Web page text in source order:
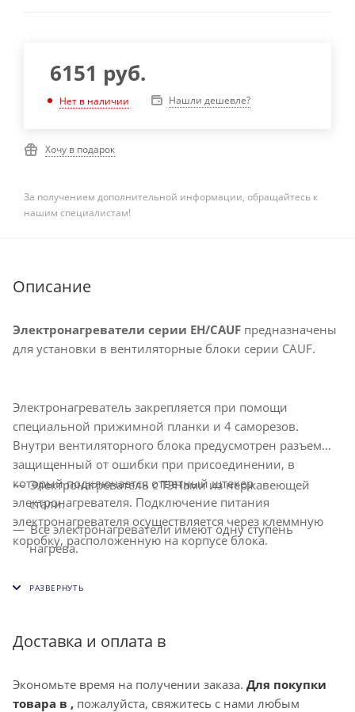
6151 руб.
Нет в наличии Нашли дешевле?
Хочу в подарок
За получением дополнительной информации, обращайтесь к
нашим специалистам!
Описание
Электронагреватели серии EH/CAUF предназначены
для установки в вентиляторные блоки серии CAUF.
Электронагреватель закрепляется при помощи
специальной прижимной планки и 4 саморезов.
Внутри вентиляторного блока предусмотрен разъем
защищенный от ошибки при присоединении, в
который подключается ответный штекер
электронагревателя. Подключение питания
электронагревателя осуществляется через клеммную
коробку, расположенную на корпусе блока.
Электронагреватель с ТЭНами из нержавеющей
стали.
Все электронагреватели имеют одну ступень
нагрева.
перегрева.
Доставка и оплата в
Экономьте время на получении заказа. Для покупки
товара в , пожалуйста, свяжитесь с нами любым